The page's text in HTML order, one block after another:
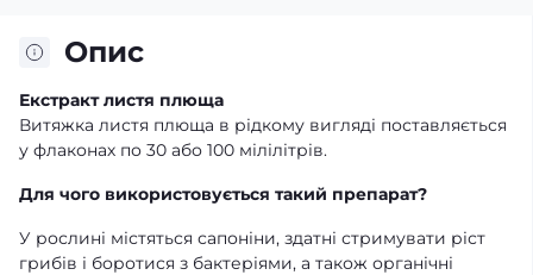
Опис
Екстракт листя плюща
Витяжка листя плюща в рідкому вигляді поставляється
у флаконах по 30 або 100 мілілітрів.
Для чого використовується такий препарат?
У рослині містяться сапоніни, здатні стримувати ріст
грибів і боротися з бактеріями, а також органічні